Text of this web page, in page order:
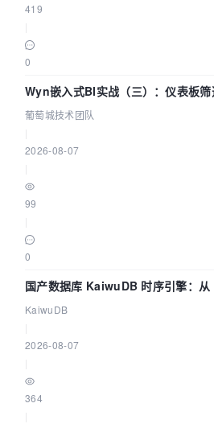
419
0
Wyn嵌入式BI实战（三）：仪表板
数联动全闭环
葡萄城技术团队
2026-08-07
99
0
国产数据库 KaiwuDB 时序引擎：
技术路径
KaiwuDB
2026-08-07
364